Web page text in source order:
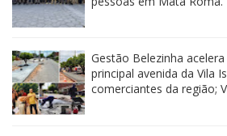
Gestão Belezinha
principal avenida da Vila
comerciantes da região;